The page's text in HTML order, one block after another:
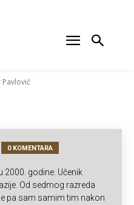
0 KOMENTARA
2000. godine. Učenik
Od sedmog razreda
pa sam samim tim nakon